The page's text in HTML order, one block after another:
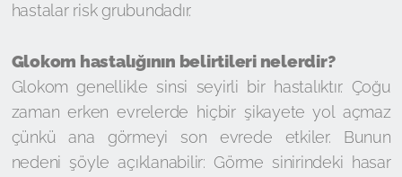
hastalar risk grubundadır.
Glokom hastalığının belirtileri nelerdir?
Glokom genellikle sinsi seyirli bir hastalıktır. Çoğu
zaman erken evrelerde hiçbir şikayete yol açmaz
çünkü ana görmeyi son evrede etkiler. Bunun
nedeni şöyle açıklanabilir: Görme sinirindeki hasar